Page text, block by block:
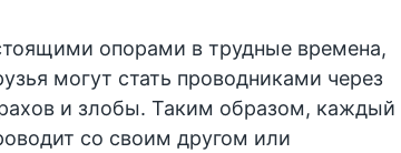
опорами в трудные времена,
могут стать проводниками через
и злобы. Таким образом, каждый
со своим другом или